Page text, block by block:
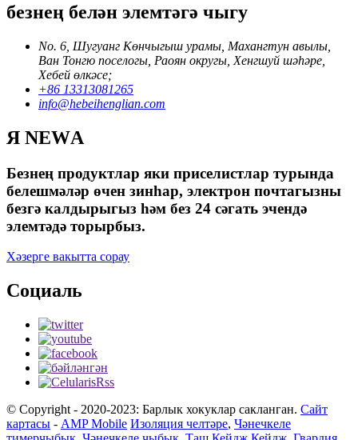
безнең белән элемтәгә чыгу
No. 6, Шугуанг Көнчыгыш урамы, Махангтун авылы,
Ван Тонгю поселогы, Раоян округы, Хенгшуй шәһәре,
Хебей өлкәсе;
+86 13313081265
info@hebeihenglian.com
Я NEWА
Безнең продуктлар яки приселистлар турында
белешмәләр өчен зинһар, электрон почтагызны
безгә калдырыгыз һәм без 24 сәгать эчендә
элемтәдә торырбыз.
Хәзерге вакытта сорау
Социаль
© Copyright - 2020-2023: Барлык хокуклар сакланган. Сайт
картасы - AMP Mobile Изоляция челтәре, Чәнечкеле